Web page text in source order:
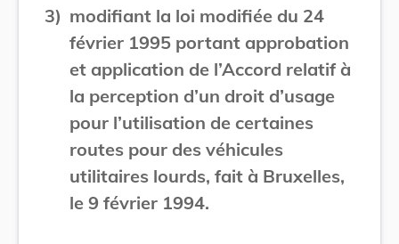
3) modifiant la loi modifiée du 24
février 1995 portant approbation
et application de l’Accord relatif à
la perception d’un droit d’usage
pour l’utilisation de certaines
routes pour des véhicules
utilitaires lourds, fait à Bruxelles,
le 9 février 1994.